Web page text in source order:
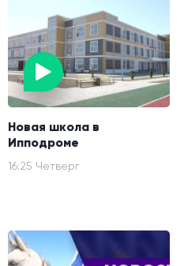
Новая школа в
Ипподроме
16:25 Четверг